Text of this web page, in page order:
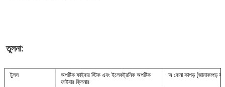
তুলনা:
টুলস
অপটিক ফাইবার স্টিক এবং ইলেকট্রনিক অপটিক
ফাইবার ক্লিনার
অ বোনা কাপড় (জামাকাপড়